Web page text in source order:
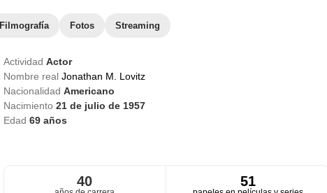
Filmografía Fotos Streaming
Actividad Actor
Nombre real Jonathan M. Lovitz
Nacionalidad Americano
Nacimiento 21 de julio de 1957
Edad 69años
40 51